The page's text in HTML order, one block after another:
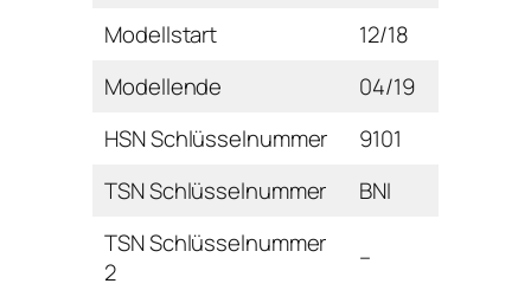
Modellstart
12/18
Modellende
04/19
HSN Schlüsselnummer
9101
TSN Schlüsselnummer
BNI
TSN Schlüsselnummer
2
–